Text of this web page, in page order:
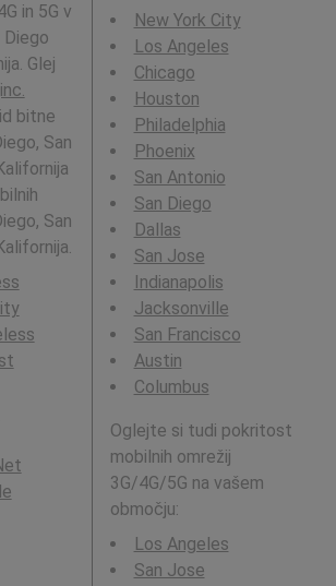
in 5G v
Diego
Glej
bitne
San
San
New York City
Los Angeles
Chicago
Houston
Philadelphia
Phoenix
San Antonio
San Diego
Dallas
San Jose
Indianapolis
Jacksonville
San Francisco
Austin
Columbus
Oglejte si tudi pokritost
mobilnih omrežij
3G/4G/5G na vašem
območju:
Los Angeles
San Jose